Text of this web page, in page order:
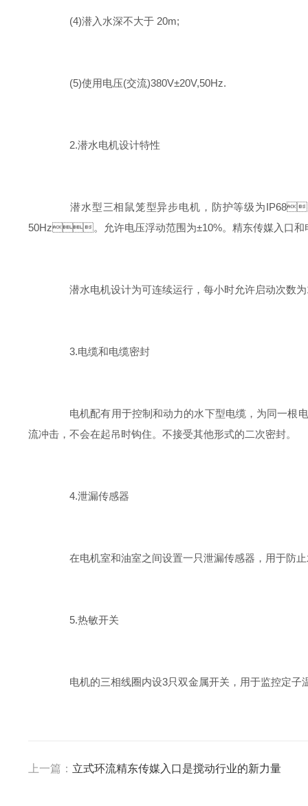
(4)潜入水深不大于 20m;
(5)使用电压(交流)380V±20V,50Hz.
2.潜水电机设计特性
潜水型三相鼠笼型异步电机，防护等级为IP68，
50Hz。允许电压浮动范围为±10%。精东传媒入口和电
潜水电机设计为可连续运行，每小时允许启动次数为10
3.电缆和电缆密封
电机配有用于控制和动力的水下型电缆，为同一根电
流冲击，不会在起吊时钩住。不接受其他形式的二次密封。
4.泄漏传感器
在电机室和油室之间设置一只泄漏传感器，用于防
5.热敏开关
电机的三相线圈内设3只双金属开关，用于监控定
上一篇： 立式环流精东传媒入口是搅动行业的新力量